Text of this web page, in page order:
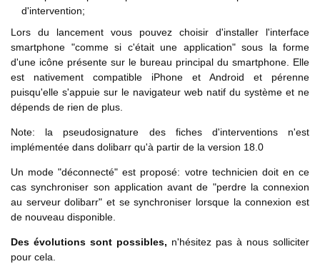
d'intervention;
Lors du lancement vous pouvez choisir d'installer l'interface
smartphone "comme si c'était une application" sous la forme
d'une icône présente sur le bureau principal du smartphone. Elle
est nativement compatible iPhone et Android et pérenne
puisqu'elle s'appuie sur le navigateur web natif du système et ne
dépends de rien de plus.
Note: la pseudosignature des fiches d'interventions n'est
implémentée dans dolibarr qu'à partir de la version 18.0
Un mode "déconnecté" est proposé: votre technicien doit en ce
cas synchroniser son application avant de "perdre la connexion
au serveur dolibarr" et se synchroniser lorsque la connexion est
de nouveau disponible.
Des évolutions sont possibles, n'hésitez pas à nous solliciter
pour cela.